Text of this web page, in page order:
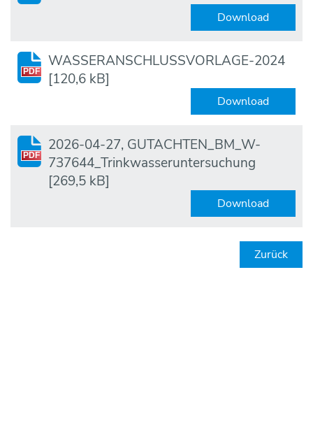
Download
PDF
WASSERANSCHLUSSVORLAGE-2024
[120,6 kB]
Download
PDF
2026-04-27, GUTACHTEN_BM_W-
737644_Trinkwasseruntersuchung
[269,5 kB]
Download
Zurück